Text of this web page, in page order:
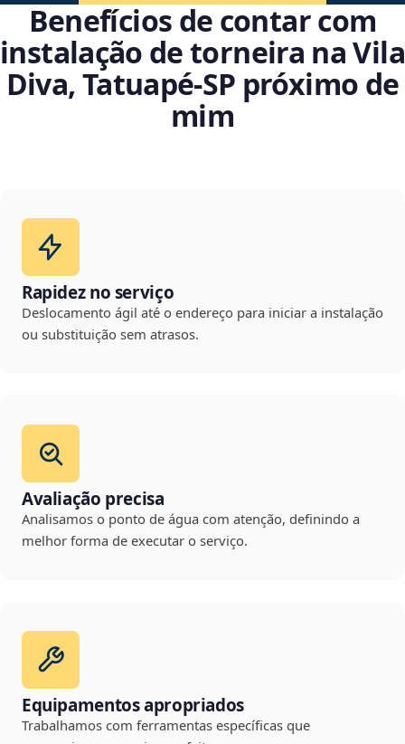
Benefícios de contar com
instalação de torneira na Vila
Diva, Tatuapé‑SP próximo de
mim
Rapidez no serviço
Deslocamento ágil até o endereço para iniciar a instalação
ou substituição sem atrasos.
Avaliação precisa
Analisamos o ponto de água com atenção, definindo a
melhor forma de executar o serviço.
Equipamentos apropriados
Trabalhamos com ferramentas específicas que